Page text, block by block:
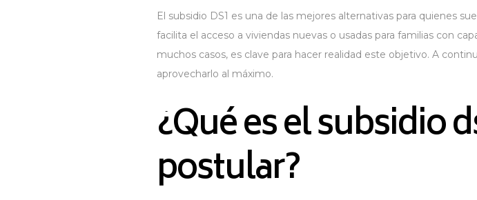
El subsidio DS1 es una de las mejores alternativas para quienes
facilita el acceso a viviendas nuevas o usadas para familias con
muchos casos, es clave para hacer realidad este objetivo. A
aprovecharlo al máximo.
¿Qué es el subsidio
postular?